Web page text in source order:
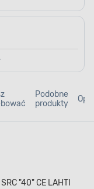
Podobne
produkty
"40" CE LAHTI